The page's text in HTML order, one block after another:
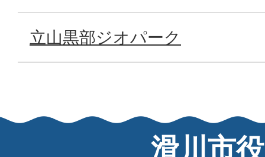
立山黒部ジオパーク
滑川市